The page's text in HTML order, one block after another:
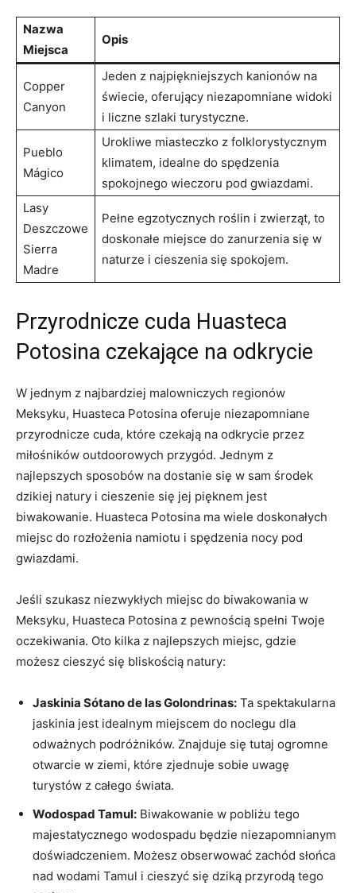
Nazwa
Miejsca
Opis
Copper
Canyon
Jeden z najpiękniejszych kanionów na
świecie, oferujący niezapomniane widoki
i liczne szlaki turystyczne.
Pueblo
Mágico
Urokliwe miasteczko z folklorystycznym
klimatem, idealne do spędzenia
spokojnego wieczoru pod gwiazdami.
Lasy
Deszczowe
Sierra
Madre
Pełne egzotycznych roślin i zwierząt, to
doskonałe miejsce do zanurzenia się w
naturze i cieszenia się spokojem.
Przyrodnicze cuda Huasteca
Potosina czekające na odkrycie
W jednym z najbardziej malowniczych regionów
Meksyku, Huasteca Potosina oferuje niezapomniane
przyrodnicze cuda, które czekają na odkrycie przez
miłośników outdoorowych przygód. Jednym z
najlepszych sposobów na dostanie się w sam środek
dzikiej natury i cieszenie się jej pięknem jest
biwakowanie. Huasteca Potosina ma wiele doskonałych
miejsc do rozłożenia namiotu i spędzenia nocy pod
gwiazdami.
Jeśli szukasz niezwykłych miejsc do biwakowania w
Meksyku, Huasteca Potosina z pewnością spełni Twoje
oczekiwania. Oto kilka z najlepszych miejsc, gdzie
możesz cieszyć się bliskością natury:
Jaskinia Sótano de las Golondrinas: Ta spektakularna
jaskinia jest idealnym miejscem do noclegu dla
odważnych podróżników. Znajduje się tutaj ogromne
otwarcie w ziemi, które zjednuje sobie uwagę
turystów z całego świata.
Wodospad Tamul: Biwakowanie w pobliżu tego
majestatycznego wodospadu będzie niezapomnianym
doświadczeniem. Możesz obserwować zachód słońca
nad wodami Tamul i cieszyć się dziką przyrodą tego